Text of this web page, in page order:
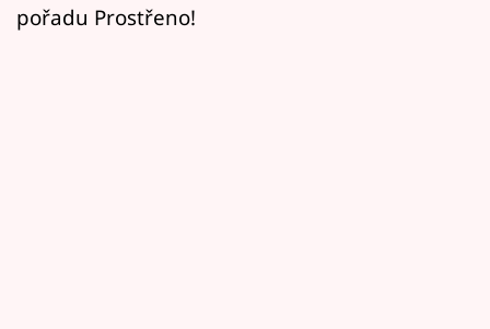
pořadu Prostřeno!